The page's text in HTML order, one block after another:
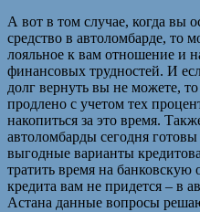
А вот в том случае, когда вы
средство в автоломбарде, то
лояльное к вам отношение и
финансовых трудностей. И
долг вернуть вы не можете,
продлено с учетом тех
накопиться за это время.
автоломбарды сегодня
выгодные варианты
тратить время на банковскую
кредита вам не придется – в
Астана данные вопросы